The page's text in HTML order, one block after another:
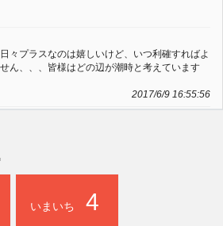
々プラスなのは嬉しいけど、いつ利確すればよ
ん、、、皆様はどの辺が潮時と考えています
2017/6/9 16:55:56
いまいち 4